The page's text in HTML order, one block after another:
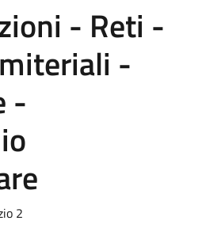
- Reti -
-
-
2